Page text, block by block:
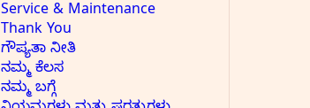
Service & Maintenance
Thank You
ಗೌಪ್ಯತಾ ನೀತಿ
ನಮ್ಮ ಕೆಲಸ
ನಮ್ಮ ಬಗ್ಗೆ